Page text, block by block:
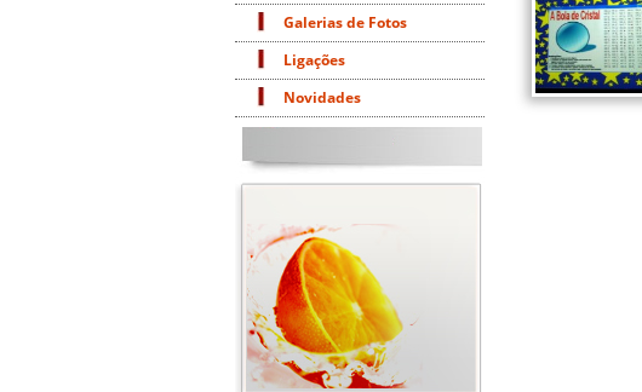
Galerias de Fotos
Ligações
Novidades